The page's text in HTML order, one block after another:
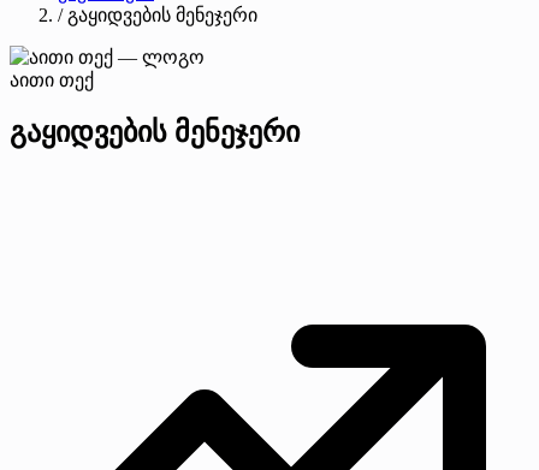
/ გაყიდვების მენეჯერი
აითი თექ
გაყიდვების მენეჯერი